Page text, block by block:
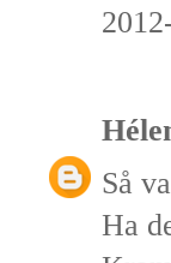
Så
Ha